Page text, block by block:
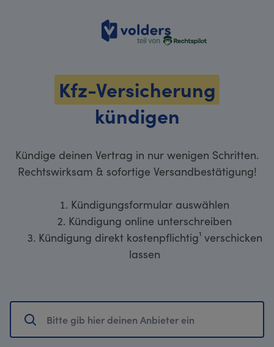
volders
Kfz-Versicherung
kündigen
Kündige deinen Vertrag in nur wenigen Schritten.
Rechtswirksam & sofortige Versandbestätigung!
Kündigungsformular auswählen
Kündigung online unterschreiben
Kündigung direkt kostenpflichtig¹ verschicken
lassen